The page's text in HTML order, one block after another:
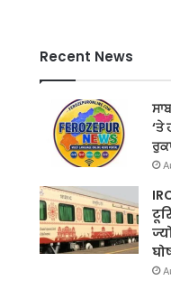
Recent News
‘ਤੇ